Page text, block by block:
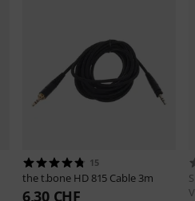
15
the t.bone HD 815 Cable 3m
6,30 CHF